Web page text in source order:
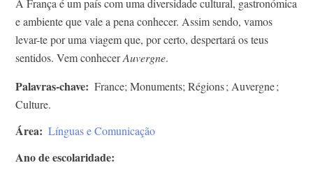
A França é um país com uma diversidade cultural, gastronómica
e ambiente que vale a pena conhecer. Assim sendo, vamos
levar-te por uma viagem que, por certo, despertará os teus
sentidos. Vem conhecerAuvergne.
Palavras-chave
France; Monuments; Régions ; Auvergne ;
Culture.
Área Línguas e Comunicação
Ano de escolaridade